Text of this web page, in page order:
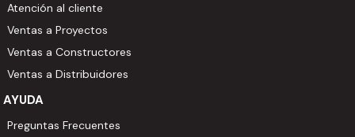
Atención al cliente
Ventas a Proyectos
Ventas a Constructores
Ventas a Distribuidores
AYUDA
Preguntas Frecuentes